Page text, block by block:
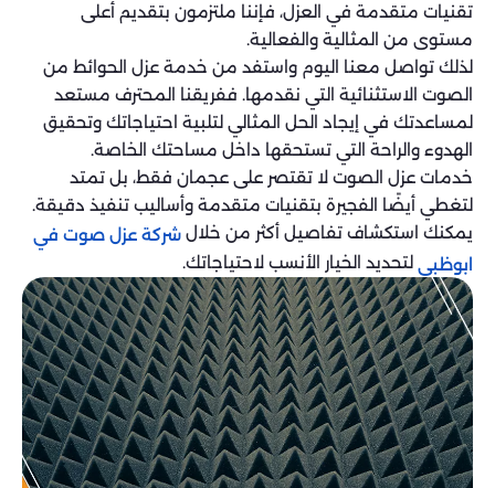
تقنيات متقدمة في العزل، فإننا ملتزمون بتقديم أعلى
مستوى من المثالية والفعالية.
لذلك تواصل معنا اليوم واستفد من خدمة عزل الحوائط من
الصوت الاستثنائية التي نقدمها. ففريقنا المحترف مستعد
لمساعدتك في إيجاد الحل المثالي لتلبية احتياجاتك وتحقيق
الهدوء والراحة التي تستحقها داخل مساحتك الخاصة.
خدمات عزل الصوت لا تقتصر على عجمان فقط، بل تمتد
لتغطي أيضًا الفجيرة بتقنيات متقدمة وأساليب تنفيذ دقيقة.
يمكنك استكشاف تفاصيل أكثر من خلال شركة عزل صوت في
ابوظبي لتحديد الخيار الأنسب لاحتياجاتك.